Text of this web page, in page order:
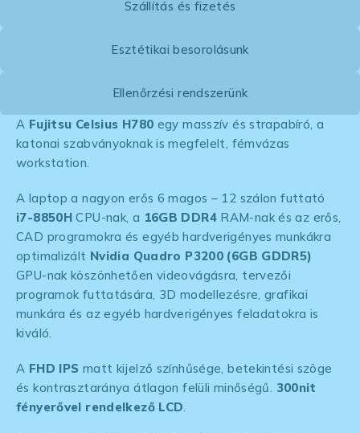
Szállítás és fizetés
Esztétikai besorolásunk
Ellenőrzési rendszerünk
A Fujitsu Celsius H780 egy masszív és strapabíró, a
katonai szabványoknak is megfelelt, fémvázas
workstation.
A laptop a nagyon erős 6 magos – 12 szálon futtató
i7-8850H CPU-nak, a 16GB DDR4RAM-nak és az erős,
CAD programokra és egyéb hardverigényes munkákra
optimalizált Nvidia Quadro P3200 (6GB GDDR5)
GPU-nak köszönhetően videovágásra, tervezői
programok futtatására, 3D modellezésre, grafikai
munkára és az egyéb hardverigényes feladatokra is
kiváló.
A FHD IPS matt kijelző színhűsége, betekintési szöge
és kontrasztaránya átlagon felüli minőségű. 300nit
fényerővel rendelkező LCD